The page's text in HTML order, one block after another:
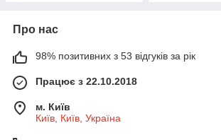
Про нас
98% позитивних з 53 відгуків за рік
Працює з 22.10.2018
м. Київ
Київ, Київ, Україна